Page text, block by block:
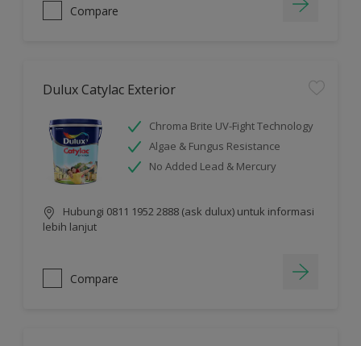
Compare
Dulux Catylac Exterior
Chroma Brite UV-Fight Technology
Algae & Fungus Resistance
No Added Lead & Mercury
Hubungi 0811 1952 2888 (ask dulux) untuk informasi
lebih lanjut
Compare